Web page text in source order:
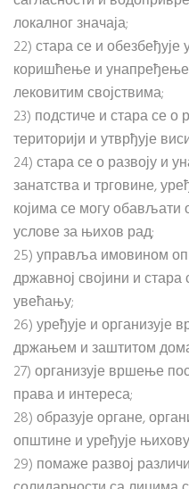
локалног значаја;
22) стара се и
коришћење и
лековитим својствима;
23) подстиче и стара се о
територији и утврђује
24) стара се о развоју и
занатства и трговине,
којима се могу обављати
услове за њихов рад;
25) управља имовином
државној својини и
увећању;
26) уређује и
држањем и заштитом
27) организује вршење
права и интереса;
28) образује органе,
општине и уређује
29) помаже развој